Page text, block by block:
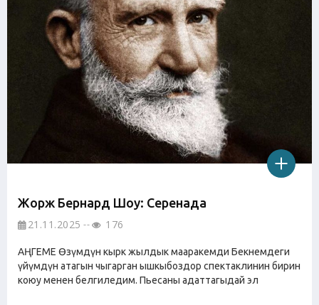
Жорж Бернард Шоу: Серенада
21.11.2025 176
АҢГЕМЕ Өзүмдүн кырк жылдык мааракемди Бекнемдеги
үйүмдүн атагын чыгарган ышкыбоздор спектаклинин бирин
коюу менен белгиледим. Пьесаны адаттагыдай эл